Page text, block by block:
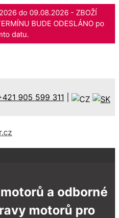
do 09.08.2026 - ZBOŽÍ
BUDE ODESLÁNO po
datu.
905 599 311
a odborné
motorů pro